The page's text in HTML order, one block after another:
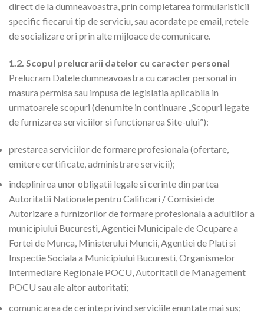
direct de la dumneavoastra, prin completarea formularisticii
specific fiecarui tip de serviciu, sau acordate pe email, retele
de socializare ori prin alte mijloace de comunicare.
1.2. Scopul prelucrarii datelor cu caracter personal
Prelucram Datele dumneavoastra cu caracter personal in
masura permisa sau impusa de legislatia aplicabila in
urmatoarele scopuri (denumite in continuare „Scopuri legate
de furnizarea serviciilor si functionarea Site-ului”):
prestarea serviciilor de formare profesionala (ofertare,
emitere certificate, administrare servicii);
indeplinirea unor obligatii legale si cerinte din partea
Autoritatii Nationale pentru Calificari / Comisiei de
Autorizare a furnizorilor de formare profesionala a adultilor a
municipiului Bucuresti, Agentiei Municipale de Ocupare a
Fortei de Munca, Ministerului Muncii, Agentiei de Plati si
Inspectie Sociala a Municipiului Bucuresti, Organismelor
Intermediare Regionale POCU, Autoritatii de Management
POCU sau ale altor autoritati;
comunicarea de cerinte privind serviciile enuntate mai sus;